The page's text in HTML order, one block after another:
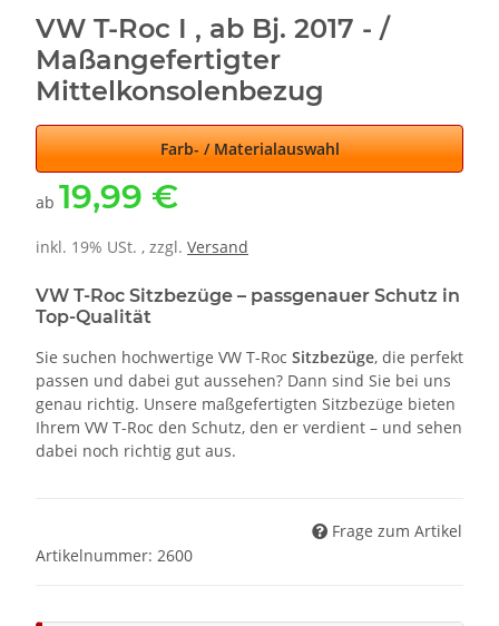
VW T-Roc I , ab Bj. 2017 - /
Maßangefertigter
Mittelkonsolenbezug
Farb- / Materialauswahl
ab 19,99 €
inkl. 19% USt. , zzgl. Versand
VW T-Roc Sitzbezüge – passgenauer Schutz in
Top-Qualität
Sie suchen hochwertige VW T-Roc Sitzbezüge, die perfekt
passen und dabei gut aussehen? Dann sind Sie bei uns
genau richtig. Unsere maßgefertigten Sitzbezüge bieten
Ihrem VW T-Roc den Schutz, den er verdient – und sehen
dabei noch richtig gut aus.
Frage zum Artikel
Artikelnummer: 2600